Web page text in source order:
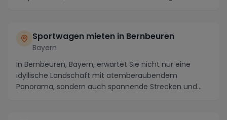
Sportwagen mieten in Bernbeuren
Bayern
In Bernbeuren, Bayern, erwartet Sie nicht nur eine
idyllische Landschaft mit atemberaubendem
Panorama, sondern auch spannende Strecken und